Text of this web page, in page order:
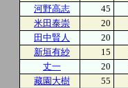
河野高志
45
米田泰崇
20
田中賢人
20
新垣有紗
15
丈一
20
藏園大樹
55